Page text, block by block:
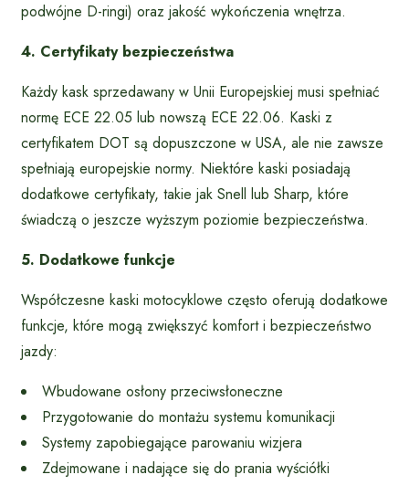
podwójne D-ringi) oraz jakość wykończenia wnętrza.
4. Certyfikaty bezpieczeństwa
Każdy kask sprzedawany w Unii Europejskiej musi spełniać
normę ECE 22.05 lub nowszą ECE 22.06. Kaski z
certyfikatem DOT są dopuszczone w USA, ale nie zawsze
spełniają europejskie normy. Niektóre kaski posiadają
dodatkowe certyfikaty, takie jak Snell lub Sharp, które
świadczą o jeszcze wyższym poziomie bezpieczeństwa.
5. Dodatkowe funkcje
Współczesne kaski motocyklowe często oferują dodatkowe
funkcje, które mogą zwiększyć komfort i bezpieczeństwo
jazdy:
Wbudowane osłony przeciwsłoneczne
Przygotowanie do montażu systemu komunikacji
Systemy zapobiegające parowaniu wizjera
Zdejmowane i nadające się do prania wyściółki